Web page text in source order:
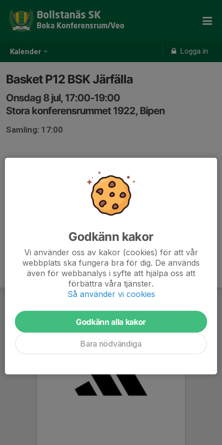
Kalender Logga in
Bollstanäs SK
Boka Konferensrum/Veo
Basket P12 BSK Järfälla
Onsdag 8 jul, 17:00-19:00
Stora konferensrummet 1922, Bipen
Samling: 17:00
Godkänn kakor
Vi använder oss av kakor (cookies) för att vår
webbplats ska fungera bra för dig. De används
även för webbanalys i syfte att hjälpa oss att
förbättra våra tjänster.
Så använder vi cookies
Godkänn alla kakor
Bara nödvändiga